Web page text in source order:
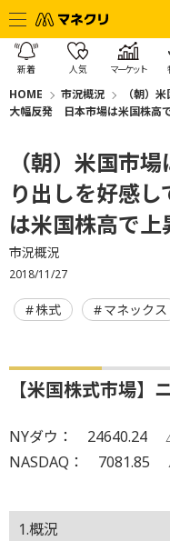
新着 人気 マーケット
HOME 市況概況
（朝）
大幅反発 日本市場は米国株高
（朝）米国市
り出しを好感
は米国株高で上
市況概況
2018/11/27
株式 マネックス
【米国株式市場】
NYダウ： 24640.24
NASDAQ： 7081.85
1.概況